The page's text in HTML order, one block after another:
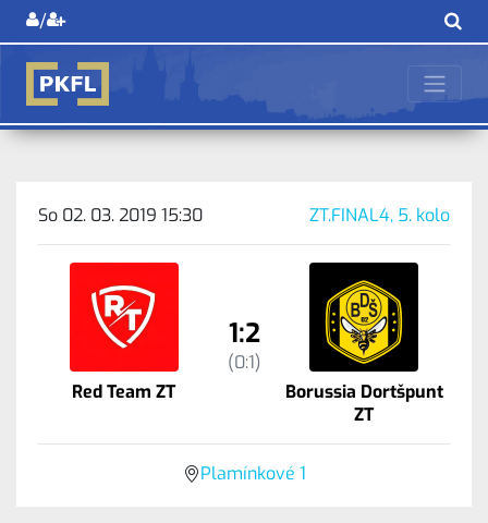
/
So 02. 03. 2019 15:30 ZT.FINAL4, 5. kolo
Red Team ZT
1:2
(0:1)
Borussia Dortšpunt
ZT
Plamínkové 1